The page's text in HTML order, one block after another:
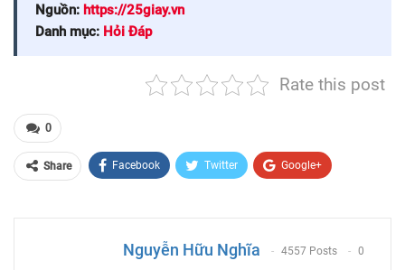
Nguồn: https://25giay.vn
Danh mục: Hỏi Đáp
Rate this post
0
Share Facebook Twitter Google+
Nguyễn Hữu Nghĩa 4557 Posts 0